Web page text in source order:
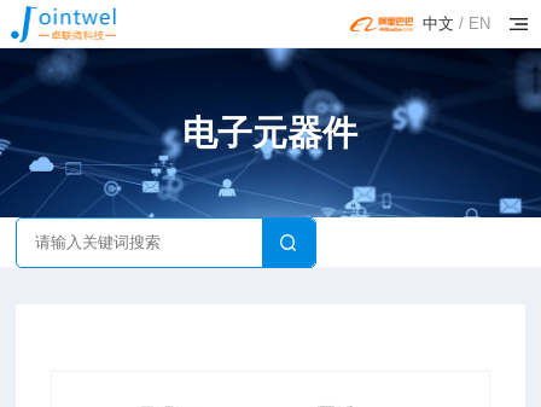
中文 / EN
电子元器件